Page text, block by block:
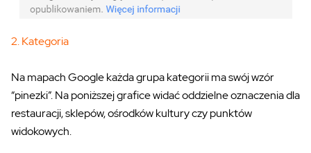
2. Kategoria
Na mapach Google każda grupa kategorii ma swój wzór
“pinezki”. Na poniższej grafice widać oddzielne oznaczenia dla
restauracji, sklepów, ośrodków kultury czy punktów
widokowych.